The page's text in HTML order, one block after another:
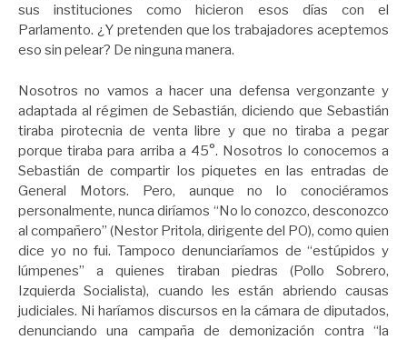
sus instituciones como hicieron esos días con el
Parlamento. ¿Y pretenden que los trabajadores aceptemos
eso sin pelear? De ninguna manera.
Nosotros no vamos a hacer una defensa vergonzante y
adaptada al régimen de Sebastián, diciendo que Sebastián
tiraba pirotecnia de venta libre y que no tiraba a pegar
porque tiraba para arriba a 45°. Nosotros lo conocemos a
Sebastián de compartir los piquetes en las entradas de
General Motors. Pero, aunque no lo conociéramos
personalmente, nunca diríamos “No lo conozco, desconozco
al compañero” (Nestor Pritola, dirigente del PO), como quien
dice yo no fui. Tampoco denunciaríamos de “estúpidos y
lúmpenes” a quienes tiraban piedras (Pollo Sobrero,
Izquierda Socialista), cuando les están abriendo causas
judiciales. Ni haríamos discursos en la cámara de diputados,
denunciando una campaña de demonización contra “la